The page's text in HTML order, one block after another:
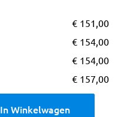
€ 151,00
€ 154,00
€ 154,00
€ 157,00
In Winkelwagen